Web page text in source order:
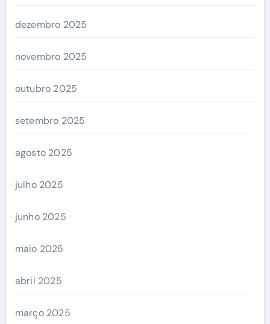
dezembro 2025
novembro 2025
outubro 2025
setembro 2025
agosto 2025
julho 2025
junho 2025
maio 2025
abril 2025
março 2025